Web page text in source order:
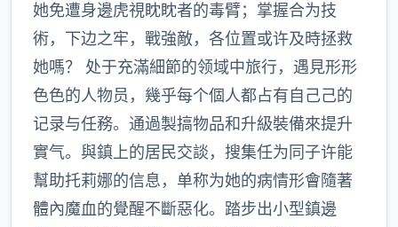
她免遭身邊虎視眈眈者的毒臂；掌握合为技
術，下边之牢，戰強敵，各位置或许及時拯救
她嗎？ 处于充滿細節的领域中旅行，遇見形形
色色的人物员，幾乎每个個人都占有自己己的
记录与任務。通過製搞物品和升級裝備來提升
實气。與鎮上的居民交談，搜集任为同子许能
幫助托莉娜的信息，单称为她的病情形會隨著
體內魔血的覺醒不斷惡化。踏步出小型鎮邊